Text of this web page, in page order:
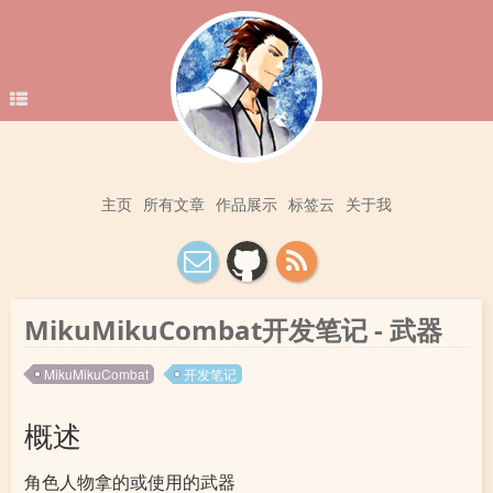
主页 所有文章 作品展示 标签云 关于我
MikuMikuCombat开发笔记 - 武器
MikuMikuCombat 开发笔记
概述
角色人物拿的或使用的武器